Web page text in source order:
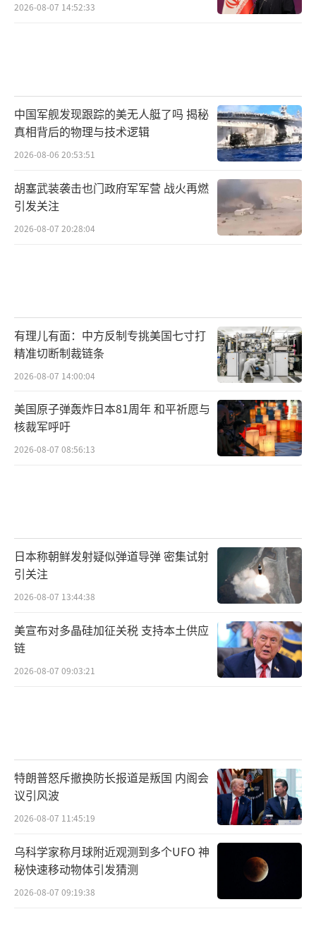
2026-08-07 14:52:33
中国军舰发现跟踪的美无人艇了吗 揭秘
真相背后的物理与技术逻辑
2026-08-06 20:53:51
胡塞武装袭击也门政府军军营 战火再燃
引发关注
2026-08-07 20:28:04
有理儿有面：中方反制专挑美国七寸打
精准切断制裁链条
2026-08-07 14:00:04
美国原子弹轰炸日本81周年 和平祈愿与
核裁军呼吁
2026-08-07 08:56:13
日本称朝鲜发射疑似弹道导弹 密集试射
引关注
2026-08-07 13:44:38
美宣布对多晶硅加征关税 支持本土供应
链
2026-08-07 09:03:21
特朗普怒斥撤换防长报道是叛国 内阁会
议引风波
2026-08-07 11:45:19
乌科学家称月球附近观测到多个UFO 神
秘快速移动物体引发猜测
2026-08-07 09:19:38